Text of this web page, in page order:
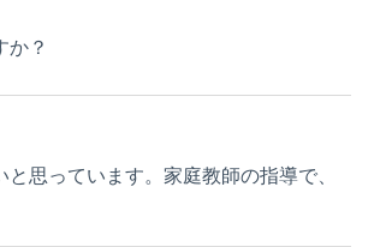
か？
思っています。家庭教師の指導で、